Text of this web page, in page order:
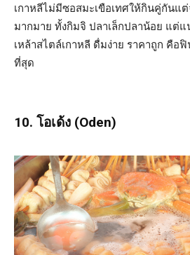
เกาหลีไม่มีซอสมะเขือเทศให้กินคู่กันแต่
มากมาย ทั้งกิมจิ ปลาเล็กปลาน้อย แต่
เหล้าสไตล์เกาหลี ดื่มง่าย ราคาถูก คือ
ที่สุด
10. โอเด้ง (Oden)